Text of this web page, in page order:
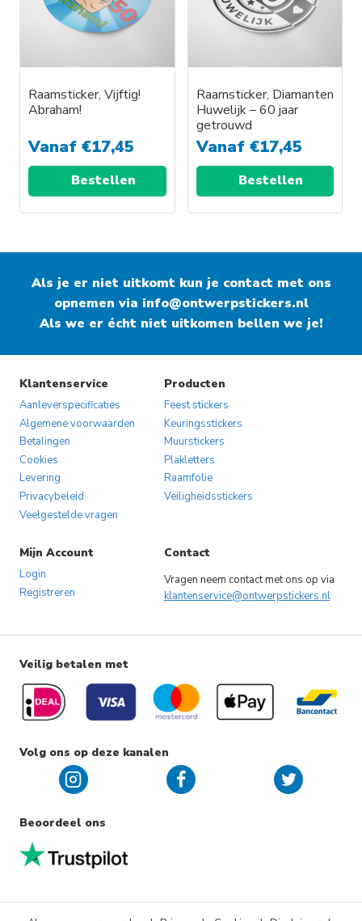
Deze
optie
gekozen
worden
productpagina
Deze
optie
gekozen
worden
op
productpagina
Raamsticker, Vijftig!
Abraham!
Vanaf €17,45
Bestellen
meerdere
variaties.
Deze
gekozen
worden
op
productpagina
Raamsticker, Diamanten
Huwelijk – 60 jaar
getrouwd
Vanaf €17,45
Bestellen
meerdere
variaties.
Deze
Als je er niet uitkomt kun je contact met ons
opnemen via info@ontwerpstickers.nl
Als we er écht niet uitkomen bellen we je!
Klantenservice
Aanleverspecificaties
Algemene voorwaarden
Betalingen
Cookies
Levering
Privacybeleid
Veelgestelde vragen
Producten
Feest stickers
Keuringsstickers
Muurstickers
Plakletters
Raamfolie
Veiligheidsstickers
Mijn Account
Login
Registreren
Contact
Vragen neem contact met ons op via
klantenservice@ontwerpstickers.nl
Veilig betalen met
Volg ons op deze kanalen
Beoordeel ons